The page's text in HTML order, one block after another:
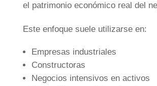
el patrimonio económico real del
Este enfoque suele utilizarse en:
Empresas industriales
Constructoras
Negocios intensivos en activos